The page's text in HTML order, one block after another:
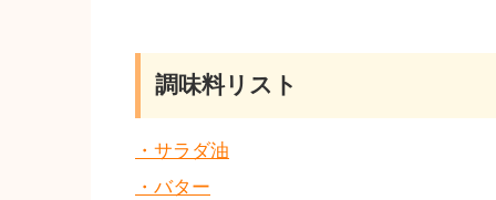
調味料リスト
・サラダ油
・バター